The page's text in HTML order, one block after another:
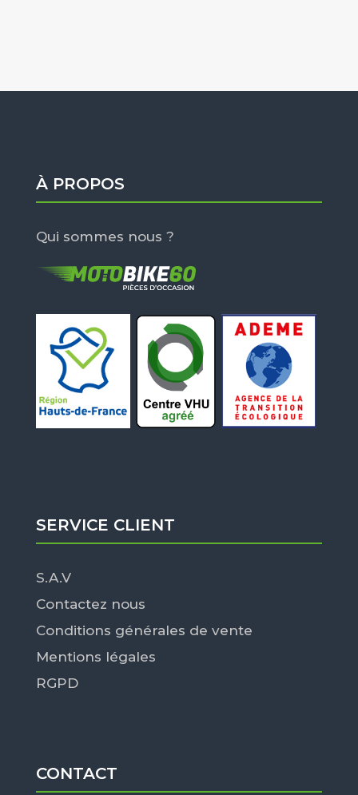
À PROPOS
Qui sommes nous ?
SERVICE CLIENT
S.A.V
Contactez nous
Conditions générales de vente
Mentions légales
RGPD
CONTACT